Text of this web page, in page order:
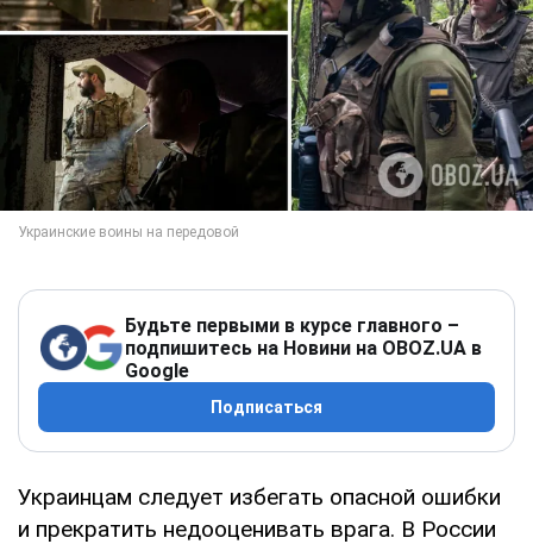
Будьте первыми в курсе главного –
подпишитесь на Новини на OBOZ.UA в
Google
Подписаться
Украинцам следует избегать опасной ошибки
и прекратить недооценивать врага. В России